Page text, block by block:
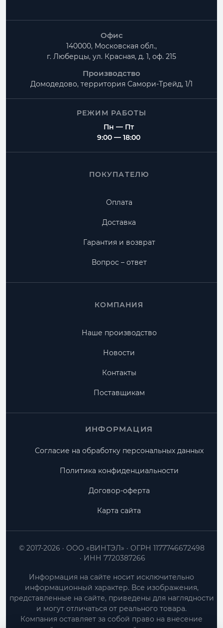
Офис
140000, Московская обл.,
г. Люберцы, ул. Красная, д. 1, оф. 215
Производство
Домодедово, территория Самори-Трейд, 1/1
РЕЖИМ РАБОТЫ
Пн — Пт
9:00 — 18:00
ПОКУПАТЕЛЮ
Оплата
Доставка
Гарантия и возврат
Вопрос – ответ
КОМПАНИЯ
Наше производство
Новости
Контакты
Поставщикам
ИНФОРМАЦИЯ
Согласие на обработку персональных данных
Политика конфиденциальности
Договор-оферта
Карта сайта
ООО «ВИНТЭЛ»
ОГРН 1177746672498
ИНН 7720387266
© 2017-2026
Информация на сайте носит исключительно
информационный характер. Все изображения,
представленные на сайте, приведены для наглядности
и могут отличаться от реального товара.
Компания оставляет за собой право на внесение